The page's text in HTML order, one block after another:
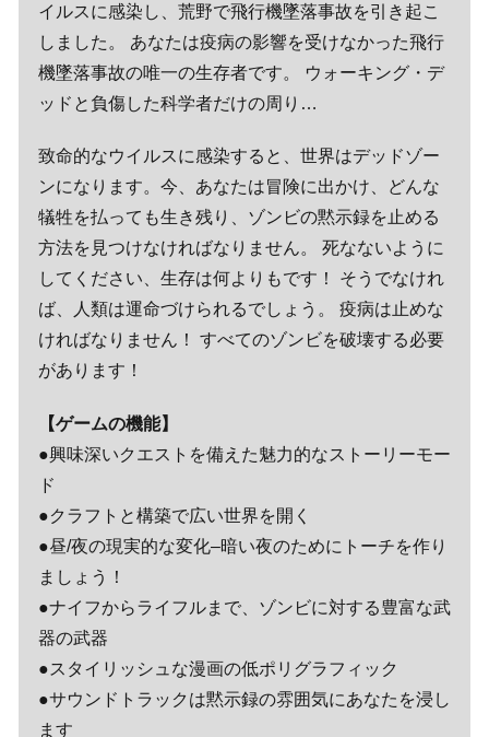
イルスに感染し、荒野で飛行機墜落事故を引き起こ
しました。 あなたは疫病の影響を受けなかった飛行
機墜落事故の唯一の生存者です。 ウォーキング・デ
ッドと負傷した科学者だけの周り…
致命的なウイルスに感染すると、世界はデッドゾー
ンになります。今、あなたは冒険に出かけ、どんな
犠牲を払っても生き残り、ゾンビの黙示録を止める
方法を見つけなければなりません。 死なないように
してください、生存は何よりもです！ そうでなけれ
ば、人類は運命づけられるでしょう。 疫病は止めな
ければなりません！ すべてのゾンビを破壊する必要
があります！
【ゲームの機能】
●興味深いクエストを備えた魅力的なストーリーモー
ド
●クラフトと構築で広い世界を開く
●昼/夜の現実的な変化–暗い夜のためにトーチを作り
ましょう！
●ナイフからライフルまで、ゾンビに対する豊富な武
器の武器
●スタイリッシュな漫画の低ポリグラフィック
●サウンドトラックは黙示録の雰囲気にあなたを浸し
ます